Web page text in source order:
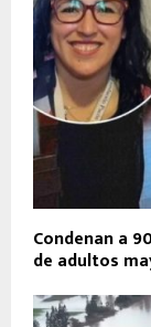
Condenan a
de adultos